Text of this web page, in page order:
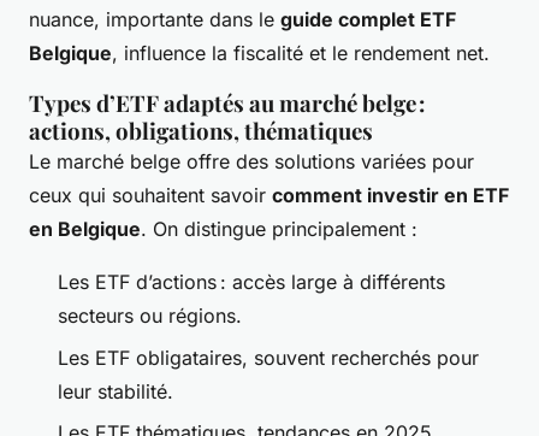
nuance, importante dans le guide complet ETF
Belgique, influence la fiscalité et le rendement net.
Types d’ETF adaptés au marché belge :
actions, obligations, thématiques
Le marché belge offre des solutions variées pour
ceux qui souhaitent savoir comment investir en ETF
en Belgique. On distingue principalement :
Les ETF d’actions : accès large à différents
secteurs ou régions.
Les ETF obligataires, souvent recherchés pour
leur stabilité.